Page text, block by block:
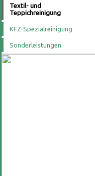
Textil- und
Teppichreinigung
KFZ-Spezialreinigung
Sonderleistungen